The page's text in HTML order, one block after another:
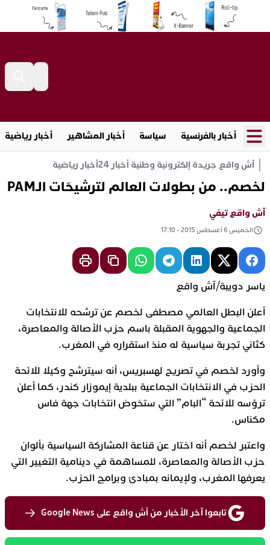
أخبار بالفرنسية سياسة أخبار المشاهير أخبار رياضية
آش واقع جريدة إلكترونية وطنية أخبار 24 أخبار رياضية
لخصم.. من بطولات العالم لترشيحَات الـPAM
آش واقع تيفي
الخميس 6 أغسطس 2015 - 17:10
ياسر دويبة/آش واقع
أعلن البطل العالمي مصطفى لخصم عن ترشحه للانتخابات
الجماعية والجهوية المقبلة باسم حزب الأصالة والمعاصرة،
كثاني تجربة سياسية له منذ استقراره في المغرب.
وأورد لخصم في تصريح لهسبريس، أنه سيترشح وكيلا للائحة
الحزب في الانتخابات الجماعية ببلدية إيموزار كندر، كما أعلن
ترؤسه للائحة “البام” التي ستخوض انتخابات جهة فاس
مكناس.
واعتبر لخصم أنه اختار عن قناعة المشاركة السياسية بألوان
حزب الأصالة والمعاصرة، للمساهمة في دينامية التغيير التي
يعرفها المغرب، ولإيمانه بمبادئ وبرامج الحزب.
تابعوا آخر الأخبار من أش واقع على Google News